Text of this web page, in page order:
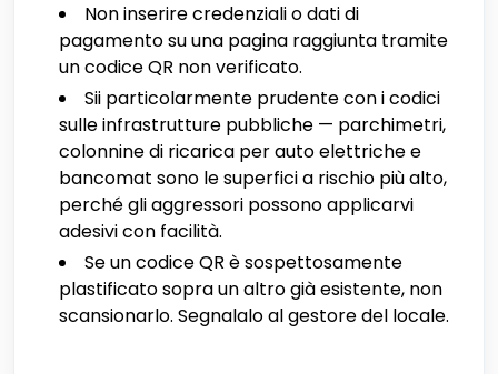
Non inserire credenziali o dati di
pagamento su una pagina raggiunta tramite
un codice QR non verificato.
Sii particolarmente prudente con i codici
sulle infrastrutture pubbliche — parchimetri,
colonnine di ricarica per auto elettriche e
bancomat sono le superfici a rischio più alto,
perché gli aggressori possono applicarvi
adesivi con facilità.
Se un codice QR è sospettosamente
plastificato sopra un altro già esistente, non
scansionarlo. Segnalalo al gestore del locale.